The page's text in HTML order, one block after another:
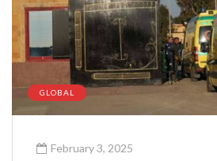
GLOBAL
February 3, 2025